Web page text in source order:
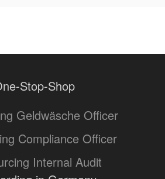
Stop-Shop
Geldwäsche Officer
Compliance Officer
Internal Audit